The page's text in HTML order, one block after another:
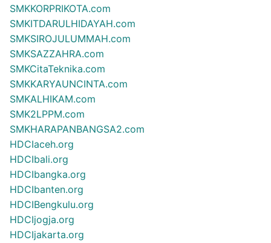
SMKKORPRIKOTA.com
SMKITDARULHIDAYAH.com
SMKSIROJULUMMAH.com
SMKSAZZAHRA.com
SMKCitaTeknika.com
SMKKARYAUNCINTA.com
SMKALHIKAM.com
SMK2LPPM.com
SMKHARAPANBANGSA2.com
HDCIaceh.org
HDCIbali.org
HDCIbangka.org
HDCIbanten.org
HDCIBengkulu.org
HDCIjogja.org
HDCIjakarta.org